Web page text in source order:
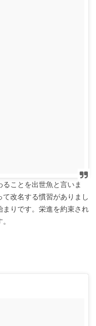
ことを出世魚と言いま
改名する慣習がありまし
まりです。栄進を約束され